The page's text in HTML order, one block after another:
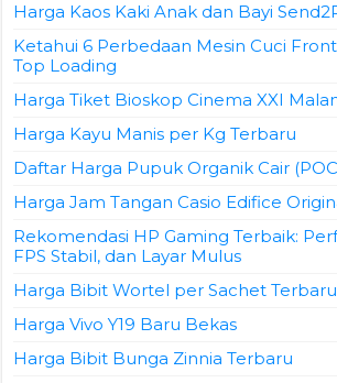
Harga Kaos Kaki Anak dan Bayi
Ketahui 6 Perbedaan Mesin Cuci
Top Loading
Harga Tiket Bioskop Cinema XXI
Harga Kayu Manis per Kg Terbaru
Daftar Harga Pupuk Organik Cair
Harga Jam Tangan Casio Edifice
Rekomendasi HP Gaming Terbaik:
FPS Stabil, dan Layar Mulus
Harga Bibit Wortel per Sachet Terbaru
Harga Vivo Y19 Baru Bekas
Harga Bibit Bunga Zinnia Terbaru